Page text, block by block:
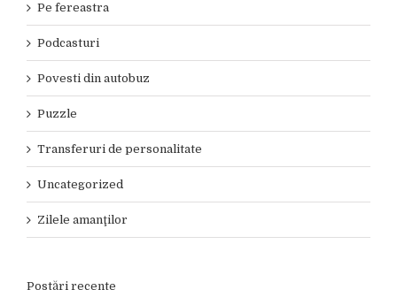
Pe fereastra
Podcasturi
Povesti din autobuz
Puzzle
Transferuri de personalitate
Uncategorized
Zilele amanţilor
Postări recente